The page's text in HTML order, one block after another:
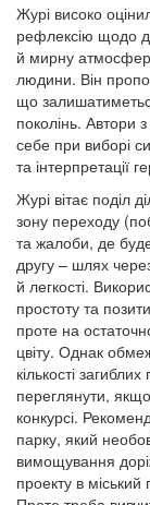
Журі високо
рефлексію щодо
й мирну
людини. Він
що
поколінь. Автори
себе при виборі
та інтерпретації
Журі вітає поділ
зону переходу
та жалоби, де
другу – шлях
й легкості.
простоту та
проте на
цвіту. Однак
кількості
переглянути,
конкурсі.
парку, який
вимощування
проекту в